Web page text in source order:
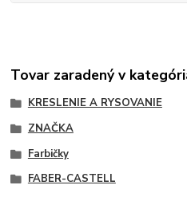
Tovar zaradený v
KRESLENIE A RYSOVANIE
ZNAČKA
Farbičky
FABER-CASTELL